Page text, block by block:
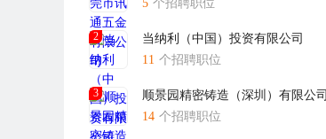
5 个招聘职位
2
当纳利（中国）投资有限公司
11 个招聘职位
3
顺景园精密铸造（深圳）有限公司
14 个招聘职位